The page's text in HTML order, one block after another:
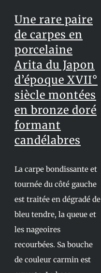
Une rare paire
de carpes en
porcelaine
Arita du Japon
d’époque XVII°
siècle montées
en bronze doré
formant
candélabres
La carpe bondissante et
tournée du côté gauche
est traitée en dégradé de
bleu tendre, la queue et
les nageoires
recourbées. Sa bouche
de couleur carmin est